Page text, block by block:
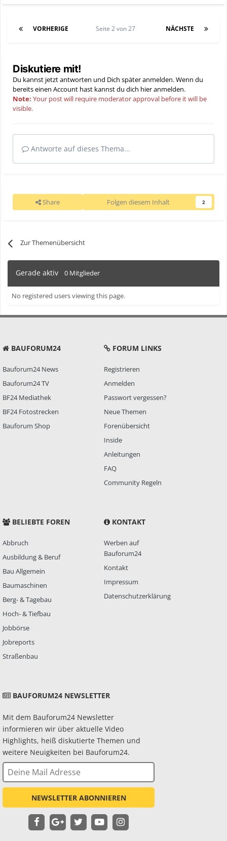
VORHERIGE NÄCHSTE
Seite 2 von 27
Diskutiere mit!
Du kannst jetzt antworten und Dich später anmelden. Wenn du
bereits einen Account hast kannst du dich hieranmelden.
Note: Your post will require moderator approval before it will be
visible.
Antworte auf dieses Thema...
Share Folgen diesem Inhalt 2
Zur Themenübersicht
Gerade aktiv 0 Mitglieder
No registered users viewing this page.
BAUFORUM24
Bauforum24 News
Bauforum24 TV
BF24 Mediathek
BF24 Fotostrecken
Bauforum Shop
FORUM LINKS
Registrieren
Anmelden
Passwort vergessen?
Neue Themen
Forenübersicht
Inside
Anleitungen
FAQ
Community Regeln
BELIEBTE FOREN
Abbruch
Ausbildung & Beruf
Bau Allgemein
Baumaschinen
Berg- & Tagebau
Hoch- & Tiefbau
Jobbörse
Jobreports
Straßenbau
KONTAKT
Werben auf
Bauforum24
Kontakt
Impressum
Datenschutzerklärung
BAUFORUM24 NEWSLETTER
Mit dem Bauforum24 Newsletter
informieren wir über aktuelle Video
Highlights, heiß diskutierte Themen und
weitere Neuigkeiten bei Bauforum24.
NEWSLETTER ABONNIEREN